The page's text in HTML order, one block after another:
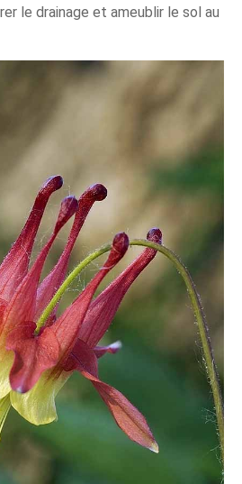
le drainage et ameublir le sol au